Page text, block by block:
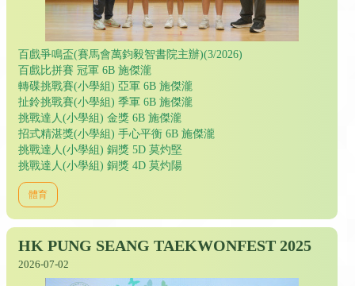
百戲爭鳴盃(賽馬會萬鈞毅智書院主辦)(3/2026)
百戲比拼賽 冠軍 6B 施傑瀧
轉碟挑戰賽(小學組) 亞軍 6B 施傑瀧
扯鈴挑戰賽(小學組) 季軍 6B 施傑瀧
挑戰達人(小學組) 金獎 6B 施傑瀧
招式精湛獎(小學組) 手心平衡 6B 施傑瀧
挑戰達人(小學組) 銅獎 5D 莫灼堅
挑戰達人(小學組) 銅獎 4D 莫灼陽
體育
HK PUNG SEANG TAEKWONFEST 2025
2026-07-02